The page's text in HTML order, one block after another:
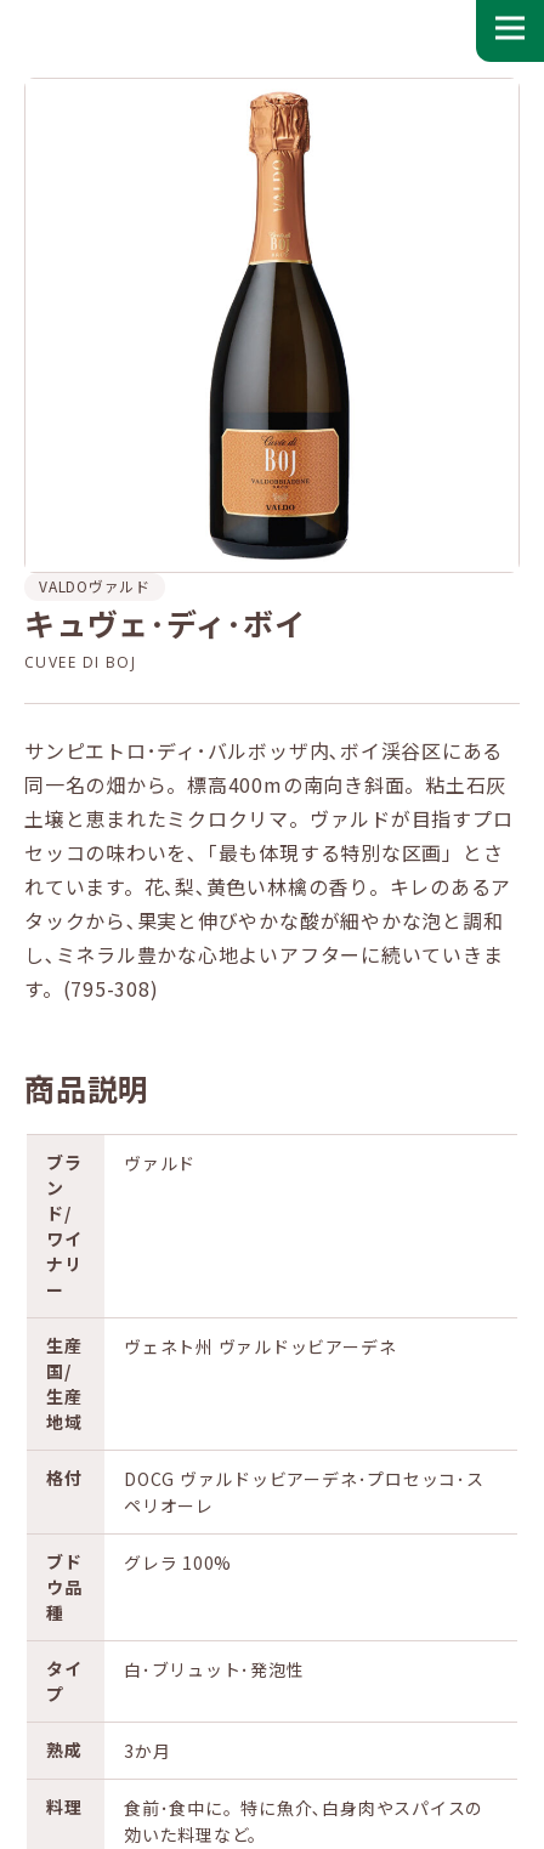
VALDOヴァルド
キュヴェ･ディ･ボイ
CUVEE DI BOJ
サンピエトロ･ディ･バルボッザ内､ボイ渓谷区にある
同一名の畑から。標高400mの南向き斜面。粘土石灰
土壌と恵まれたミクロクリマ。ヴァルドが目指すプロ
セッコの味わいを､「最も体現する特別な区画」とさ
れています。花､梨､黄色い林檎の香り。キレのあるア
タックから､果実と伸びやかな酸が細やかな泡と調和
し､ミネラル豊かな心地よいアフターに続いていきま
す。(795-308)
商品説明
ブラ
ン
ド/
ワイ
ナリ
ー
ヴァルド
生産
国/
生産
地域
ヴェネト州 ヴァルドッビアーデネ
格付
DOCG ヴァルドッビアーデネ･プロセッコ･ス
ペリオーレ
ブド
ウ品
種
グレラ 100%
タイ
プ
白･ブリュット･発泡性
熟成 3か月
料理
食前･食中に。特に魚介､白身肉やスパイスの
効いた料理など。